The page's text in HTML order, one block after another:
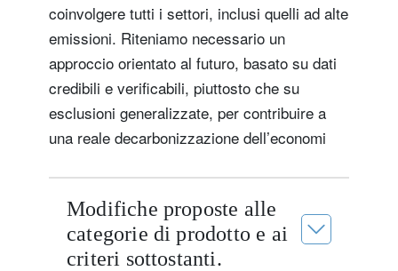
coinvolgere tutti i settori, inclusi quelli ad alte
emissioni. Riteniamo necessario un
approccio orientato al futuro, basato su dati
credibili e verificabili, piuttosto che su
esclusioni generalizzate, per contribuire a
una reale decarbonizzazione dell’economi
Modifiche proposte alle
categorie di prodotto e ai
criteri sottostanti.